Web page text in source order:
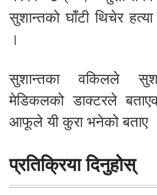
सुशान्तको घाँटी थिचेर
।
सुशान्तका वकिलले
मेडिकलको डाक्टरले
आफूले यी कुरा भनेको बताए
प्रतिक्रिया दिनुहोस्